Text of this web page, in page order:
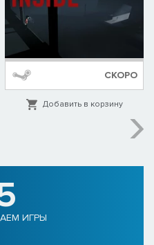
СКОРО
Добавить в корзину
ИГРЫ